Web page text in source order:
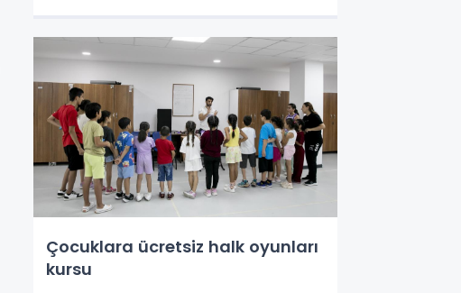
Çocuklara ücretsiz halk oyunları
kursu